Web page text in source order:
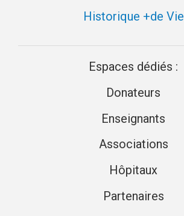
Historique +de Vie
Espaces dédiés :
Donateurs
Enseignants
Associations
Hôpitaux
Partenaires